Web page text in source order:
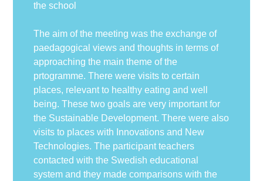
the school
The aim of the meeting was the exchange of
paedagogical views and thoughts in terms of
approaching the main theme of the
prtogramme. There were visits to certain
places, relevant to healthy eating and well
being. These two goals are very important for
the Sustainable Development. There were also
visits to places with Innovations and New
Technologies. The participant teachers
contacted with the Swedish educational
system and they made comparisons with the